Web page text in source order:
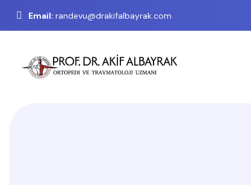
Email: randevu@drakifalbayrak.com